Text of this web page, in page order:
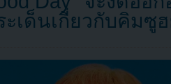
ะเด็นเกี่ยวกับคิมซู